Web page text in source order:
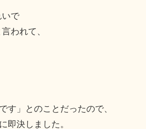
いで
われて、
す」とのことだったので、
即決しました。